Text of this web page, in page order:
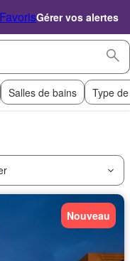
FavorisGérer vos alertes
Salles de bains Type
Nouveau